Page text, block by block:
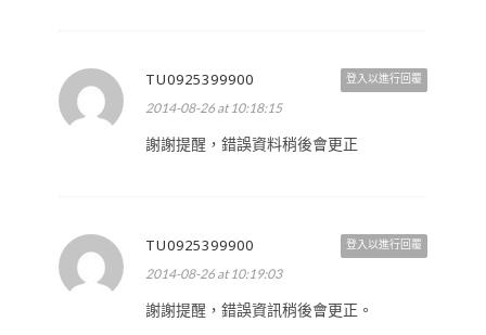
登入以進行回覆
TU0925399900
2014-08-26 at 10:18:15
謝謝提醒，錯誤資料稍後會更正
登入以進行回覆
TU0925399900
2014-08-26 at 10:19:03
謝謝提醒，錯誤資訊稍後會更正。